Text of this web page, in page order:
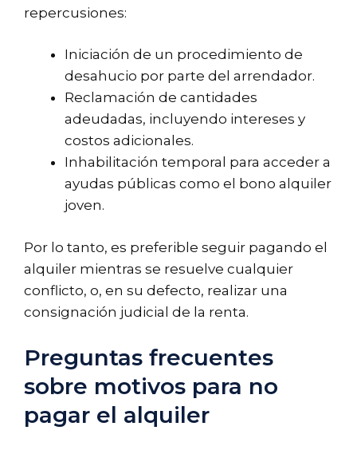
repercusiones:
Iniciación de un procedimiento de
desahucio por parte del arrendador.
Reclamación de cantidades
adeudadas, incluyendo intereses y
costos adicionales.
Inhabilitación temporal para acceder a
ayudas públicas como el bono alquiler
joven.
Por lo tanto, es preferible seguir pagando el
alquiler mientras se resuelve cualquier
conflicto, o, en su defecto, realizar una
consignación judicial de la renta.
Preguntas frecuentes
sobre motivos para no
pagar el alquiler